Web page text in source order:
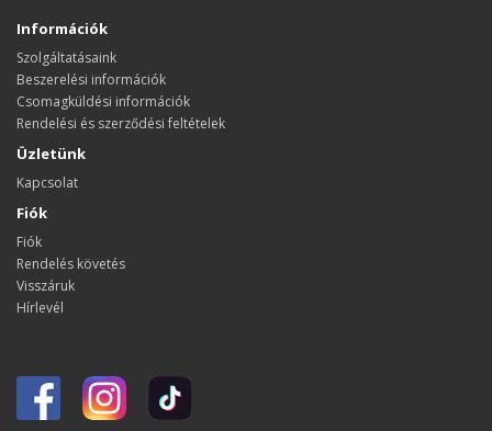
Információk
Szolgáltatásaink
Beszerelési információk
Csomagküldési információk
Rendelési és szerződési feltételek
Üzletünk
Kapcsolat
Fiók
Fiók
Rendelés követés
Visszáruk
Hírlevél